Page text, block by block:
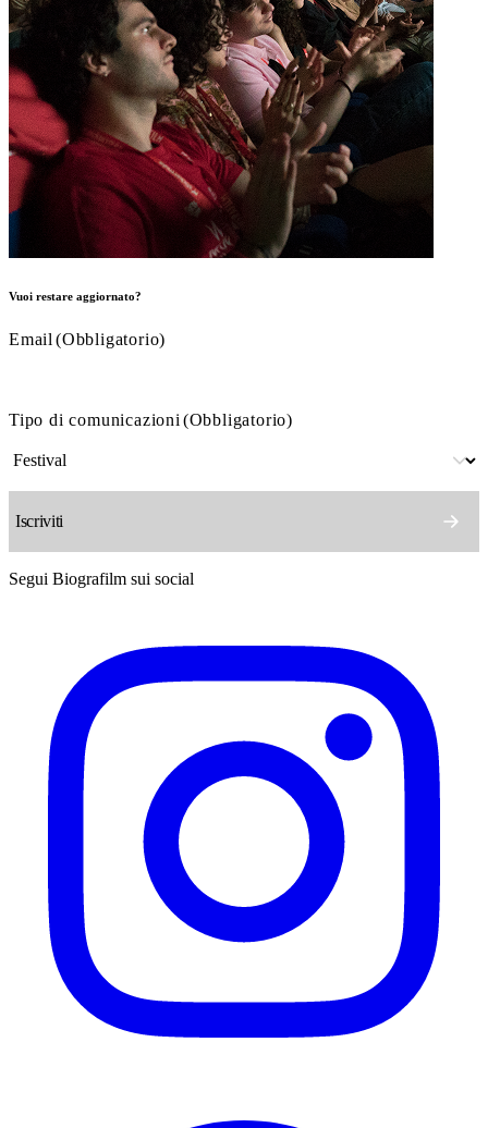
Vuoi restare aggiornato?
Email (Obbligatorio)
Tipo di comunicazioni (Obbligatorio)
Segui Biografilm sui social